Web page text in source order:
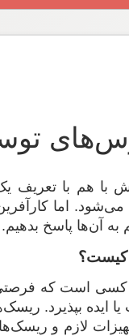
توسعه‌ی
با هم با تعریف
می‌شود. اما
به آن‌ها پاسخ بدهیم.
کیست؟
کسی است که
ایده بپذیرد.
لازم و